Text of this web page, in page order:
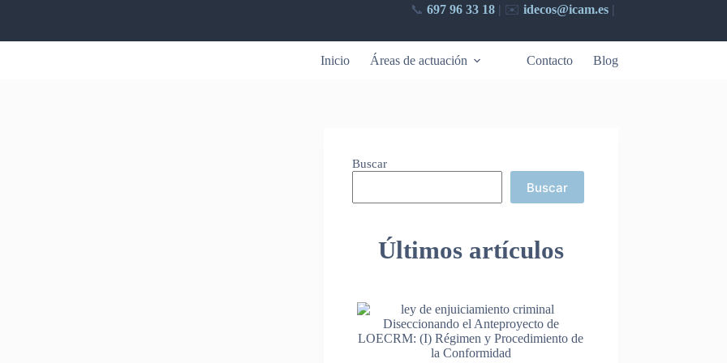
📞 697 96 33 18| ✉️​ idecos@icam.es|
Inicio Áreas de actuación Contacto Blog
Buscar
Buscar
Últimos artículos
Diseccionando el Anteproyecto de
LOECRM: (I) Régimen y Procedimiento de
la Conformidad